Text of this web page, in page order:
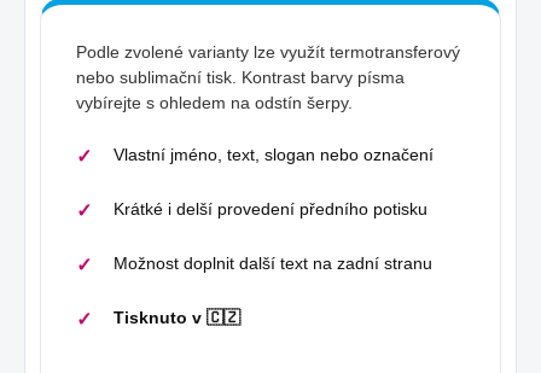
Podle zvolené varianty lze využít termotransferový
nebo sublimační tisk. Kontrast barvy písma
vybírejte s ohledem na odstín šerpy.
Vlastní jméno, text, slogan nebo označení
Krátké i delší provedení předního potisku
Možnost doplnit další text na zadní stranu
Tisknuto v 🇨🇿